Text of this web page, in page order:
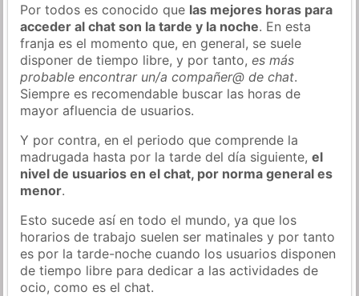
Por todos es conocido que las mejores horas para
acceder al chat son la tarde y la noche. En esta
franja es el momento que, en general, se suele
disponer de tiempo libre, y por tanto,es más
probable encontrar un/a compañer@ de chat.
Siempre es recomendable buscar las horas de
mayor afluencia de usuarios.
Y por contra, en el periodo que comprende la
madrugada hasta por la tarde del día siguiente,el
nivel de usuarios en el chat, por norma general es
menor.
Esto sucede así en todo el mundo, ya que los
horarios de trabajo suelen ser matinales y por tanto
es por la tarde-noche cuando los usuarios disponen
de tiempo libre para dedicar a las actividades de
ocio, como es el chat.